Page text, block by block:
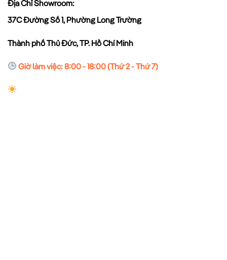
Địa Chỉ Showroom:
37C Đường Số 1, Phường Long Trường
Thành phố Thủ Đức, TP. Hồ Chí Minh
Giờ làm việc: 8:00 - 18:00 (Thứ 2 - Thứ 7)